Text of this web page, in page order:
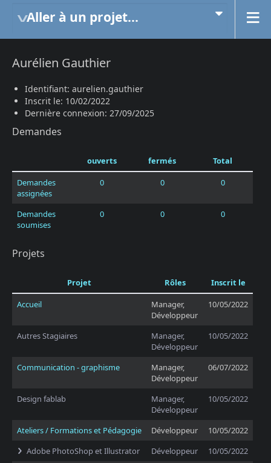
Aller à un projet...
Aurélien Gauthier
Identifiant: aurelien.gauthier
Inscrit le: 10/02/2022
Dernière connexion: 27/09/2025
Demandes
ouverts fermés
Total
Demandes
assignées
0 0 0
Demandes
soumises
0 0 0
Projets
Projet Rôles
Inscrit le
Accueil
Manager,
Développeur
10/05/2022
Autres Stagiaires
Manager,
Développeur
10/05/2022
Communication - graphisme
Manager,
Développeur
06/07/2022
Design fablab
Manager,
Développeur
10/05/2022
Ateliers / Formations et Pédagogie Développeur
10/05/2022
Adobe PhotoShop et Illustrator
Développeur
10/05/2022